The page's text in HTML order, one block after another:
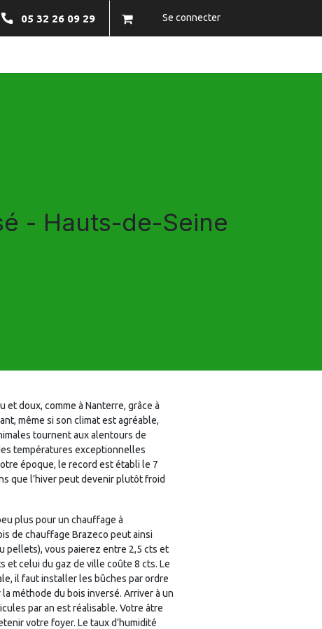
05 32 26 09 29 Se connecter
- Hauts-de-Seine
doux, comme à Nanterre, grâce à
même si son climat est agréable,
tournent aux alentours de
températures exceptionnelles
époque, le record est établi le 7
que l’hiver peut devenir plutôt froid
plus pour un chauffage à
de chauffage Brazeco peut ainsi
vous paierez entre 2,5 cts et
et celui du gaz de ville coûte 8 cts. Le
il faut installer les bûches par ordre
méthode du bois inversé. Arriver à un
par an est réalisable. Votre âtre
votre foyer. Le taux d’humidité